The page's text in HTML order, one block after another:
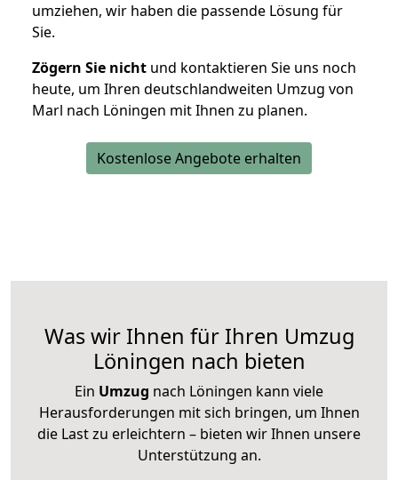
umziehen, wir haben die passende Lösung für
Sie.
Zögern Sie nicht und kontaktieren Sie uns noch
heute, um Ihren deutschlandweiten Umzug von
Marl nach Löningen mit Ihnen zu planen.
Kostenlose Angebote erhalten
Was wir Ihnen für Ihren Umzug
Löningen nach bieten
Ein Umzug nach Löningen kann viele
Herausforderungen mit sich bringen, um Ihnen
die Last zu erleichtern – bieten wir Ihnen unsere
Unterstützung an.